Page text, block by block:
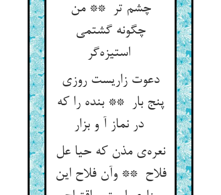
چشم تر ** من
چگونه گشتمی
استیزه‌گر
دعوت زاریست روزی
پنج بار ** بنده را که
در نماز آ و بزار
نعره‌ی مذن که حیا عل
فلاح ** وآن فلاح این